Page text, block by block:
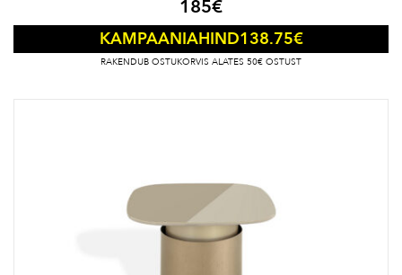
185€
KAMPAANIAHIND138.75€
RAKENDUB OSTUKORVIS ALATES 50€ OSTUST